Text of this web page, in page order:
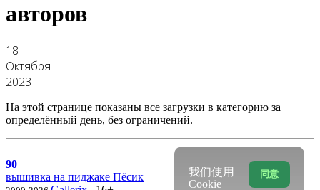
авторов
18
Октября
2023
На этой странице показаны все загрузки в категорию за
определённый день, без ограничений.
90
вышивка на пиджаке Пёсик
同意
我们使用
Cookie